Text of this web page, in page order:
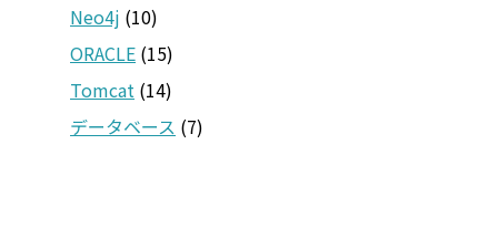
Neo4j (10)
ORACLE (15)
Tomcat (14)
データベース (7)